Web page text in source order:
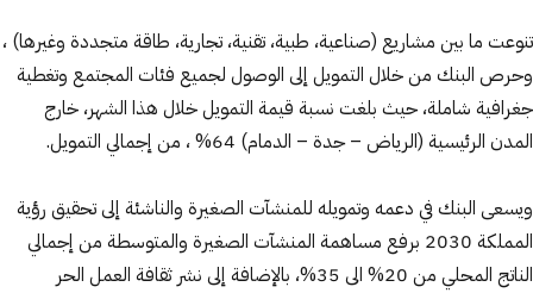
تنوعت ما بين مشاريع (صناعية، طبية، تقنية، تجارية، طاقة متجددة وغيرها) ،
وحرص البنك من خلال التمويل إلى الوصول لجميع فئات المجتمع وتغطية
جغرافية شاملة، حيث بلغت نسبة قيمة التمويل خلال هذا الشهر، خارج
المدن الرئيسية (الرياض – جدة – الدمام) 64% ، من إجمالي التمويل.
ويسعى البنك في دعمه وتمويله للمنشآت الصغيرة والناشئة إلى تحقيق رؤية
المملكة 2030 برفع مساهمة المنشآت الصغيرة والمتوسطة من إجمالي
الناتج المحلي من 20% الى 35%، بالإضافة إلى نشر ثقافة العمل الحر